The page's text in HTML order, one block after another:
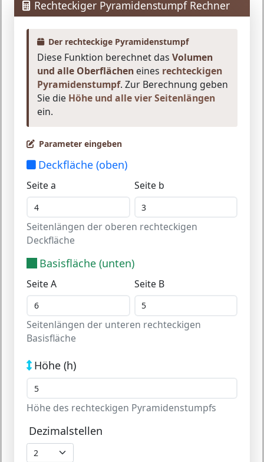
Rechteckiger Pyramidenstumpf Rechner
Der rechteckige Pyramidenstumpf
Diese Funktion berechnet das Volumen
und alle Oberflächeneines rechteckigen
Pyramidenstumpf. Zur Berechnung geben
Sie die Höhe und alle vier Seitenlängen
ein.
Parameter eingeben
Deckfläche (oben)
Seite a Seite b
Seitenlängen der oberen rechteckigen
Deckfläche
Basisfläche (unten)
Seite A Seite B
Seitenlängen der unteren rechteckigen
Basisfläche
Höhe (h)
Höhe des rechteckigen Pyramidenstumpfs
Dezimalstellen